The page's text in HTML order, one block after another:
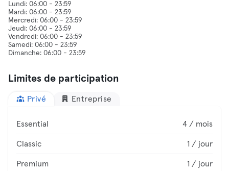
Lundi: 06:00 - 23:59
Mardi: 06:00 - 23:59
Mercredi: 06:00 - 23:59
Jeudi: 06:00 - 23:59
Vendredi: 06:00 - 23:59
Samedi: 06:00 - 23:59
Limites de participation
Privé Entreprise
Essential 4 / mois
Classic 1 / jour
Premium 1 / jour